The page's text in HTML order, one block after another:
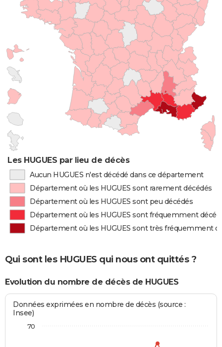
Les HUGUES par lieu de décès
Aucun HUGUES n'est décédé dans ce département
Département où les HUGUES sont rarement décédés
Département où les HUGUES sont peu décédés
Département où les HUGUES sont fréquemment
Département où les HUGUES sont très fréquemment
Qui sont les HUGUES qui nous ont quittés ?
Evolution du nombre de décès de HUGUES
Données exprimées en nombre de décès (source :
Insee)
70